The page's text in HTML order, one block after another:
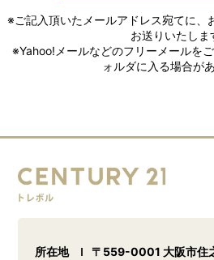
※ご記入頂いたメールアドレス宛てに、
お送りいたしま
※Yahoo!メールなどのフリーメールを
ォルダに入る場合が
所在地
〒559-0001 大阪市住